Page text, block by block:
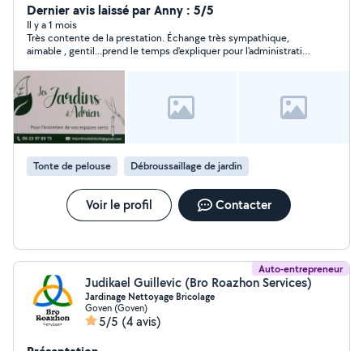
feuilles - Evacuation des déchets verts - Nettoyage
allées et terrasses... Règlement en Cesu possible
N'hésitez pas à me contacter et au plaisir de vous
rencontrer ! Adrien
Dernier avis laissé par Anny : 5/5
Il y a 1 mois
Très contente de la prestation. Échange très sympathique,
aimable , gentil...prend le temps d'expliquer pour l'administratif,
Tonte de pelouse Débroussaillage de jardin
Voir le profil Contacter
Auto-entrepreneur
Judikael Guillevic (Bro Roazhon Services)
Jardinage Nettoyage Bricolage
Goven (Goven)
5/5 (4 avis)